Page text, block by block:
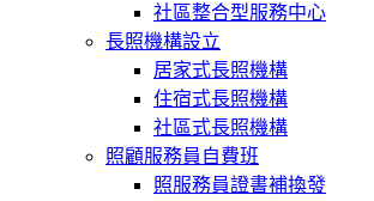
社區整合型服務中心
長照機構設立
居家式長照機構
住宿式長照機構
社區式長照機構
照顧服務員自費班
照服務員證書補換發